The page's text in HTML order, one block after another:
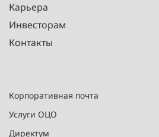
Карьера
Инвесторам
Контакты
Корпоративная почта
Услуги ОЦО
Директум